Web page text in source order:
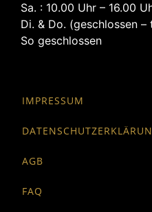
Sa. : 10.00 Uhr – 16.00
Di. & Do. (geschlossen
So geschlossen
IMPRESSUM
AGB
FAQ